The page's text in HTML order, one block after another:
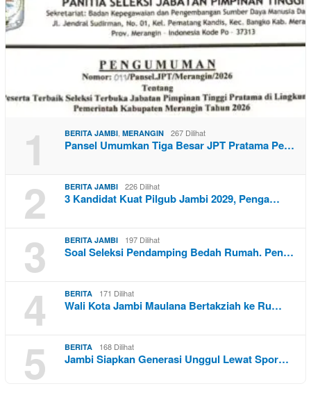
1 BERITA JAMBI, MERANGIN 267 Dilihat
Pansel Umumkan Tiga Besar JPT Pratama Pe…
2 BERITA JAMBI 226 Dilihat
3 Kandidat Kuat Pilgub Jambi 2029, Penga…
3 BERITA JAMBI 197 Dilihat
Soal Seleksi Pendamping Bedah Rumah. Pen…
4 BERITA 171 Dilihat
Wali Kota Jambi Maulana Bertakziah ke Ru…
5 BERITA 168 Dilihat
Jambi Siapkan Generasi Unggul Lewat Spor…